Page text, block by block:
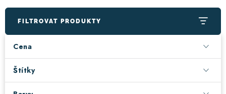
OBLEČENÍ A BOTY
DOPLŇKY
CAMPING
FILTROVAT PRODUKTY
Cena
Štítky